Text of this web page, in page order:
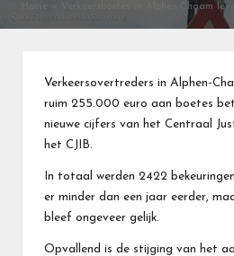
Verkeersboetes in Alphen-Chaam
Verkeersovertreders in Alphen-
ruim 255.000 euro aan boetes
nieuwe cijfers van het Centraal
het CJIB.
In totaal werden 2422
er minder dan een jaar eerder,
bleef ongeveer gelijk.
Opvallend is de stijging van het